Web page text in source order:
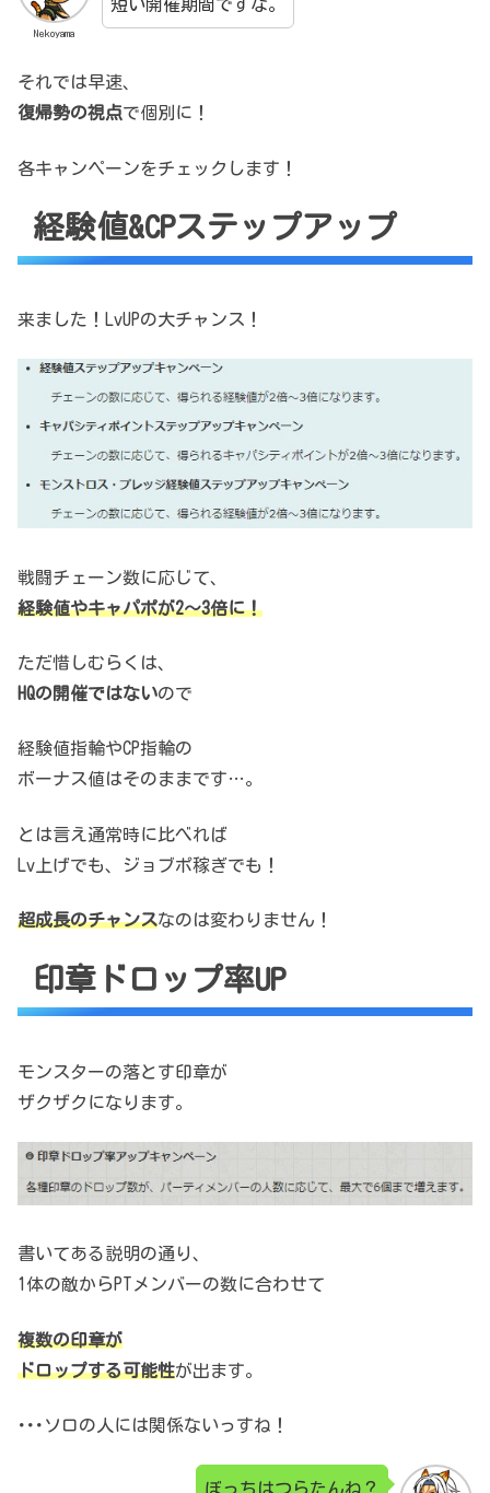
Nekoyama
短い開催期間ですな。
それでは早速、
復帰勢の視点で個別に！
各キャンペーンをチェックします！
経験値&CPステップアップ
来ました！LvUPの大チャンス！
戦闘チェーン数に応じて、
経験値やキャパポが2～3倍に！
ただ惜しむらくは、
HQの開催ではないので
経験値指輪やCP指輪の
ボーナス値はそのままです…。
とは言え通常時に比べれば
Lv上げでも、ジョブポ稼ぎでも！
超成長のチャンスなのは変わりません！
印章ドロップ率UP
モンスターの落とす印章が
ザクザクになります。
書いてある説明の通り、
1体の敵からPTメンバーの数に合わせて
複数の印章が
ドロップする可能性が出ます。
･･･ソロの人には関係ないっすね！
ぼっちはつらたんね？